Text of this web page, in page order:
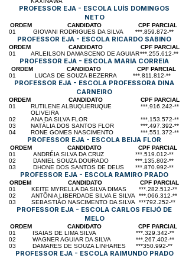
PROFESSOR EJA - ESCOLA LUÍS DOMINGOS
NETO
ORDEM CANDIDATO
CPF PARCIAL
01
GIOVANI RODRIGUES DA SILVA ***.859.872-**
PROFESSOR EJA - ESCOLA RICARDO SABINO
ORDEM CANDIDATO
CPF PARCIAL
01
ARLEILSON DAMASCENO DE AGUIAR***.255.612-**
PROFESSOR EJA - ESCOLA MARIA CORREIA
ORDEM CANDIDATO
CPF PARCIAL
01
LUCAS DE SOUZA BEZERRA ***.811.812-**
PROFESSOR EJA - ESCOLA PROFESSORA DINA
CARNEIRO
ORDEM CANDIDATO
CPF PARCIAL
01
RUTILENE ALBUQUERUQUE
OLIVEIRA
***.916.242-**
02
ANA DA SILVA FLOR
***.153.572-**
03
NATÁLIA DOS SANTOS FLOR
***.497.392-**
04
RONE GOMES NASCIMENTO ***.551.372-**
PROFESSOR EJA - ESCOLA BEIJA FLOR
ORDEM CANDIDATO
CPF PARCIAL
01
ANDRÉIA SILVA DA CRUZ
***.519.012-**
02
DANIEL SOUZA DOURADO
***.135.802-**
03
DHONE DOS SANTOS DE DEUS ***.870.992-**
PROFESSOR EJA - ESCOLA RAMIRO PRADO
ORDEM CANDIDATO
CPF PARCIAL
01
KEITE MYRELLA DA SILVA DIMAS
***.282.512-**
02
ANTÔNIA LIBERDADE SILVA E SILVA
***.066.312-**
03
SEBASTIÃO NASCIMENTO DA SILVA ***792.252-**
PROFESSOR EJA - ESCOLA CARLOS FEIJÓ DE
MELO
ORDEM CANDIDATO
CPF PARCIAL
01
ISAIAS DE LIMA SILVA
***.329.342-**
02
WAGNER AGUIAR DA SILVA
***.267.402-**
03
DAMARES DE SOUZA LINHARES ***350.992-**
PROFESSOR EJA - ESCOLA RAIMUNDO PRADO